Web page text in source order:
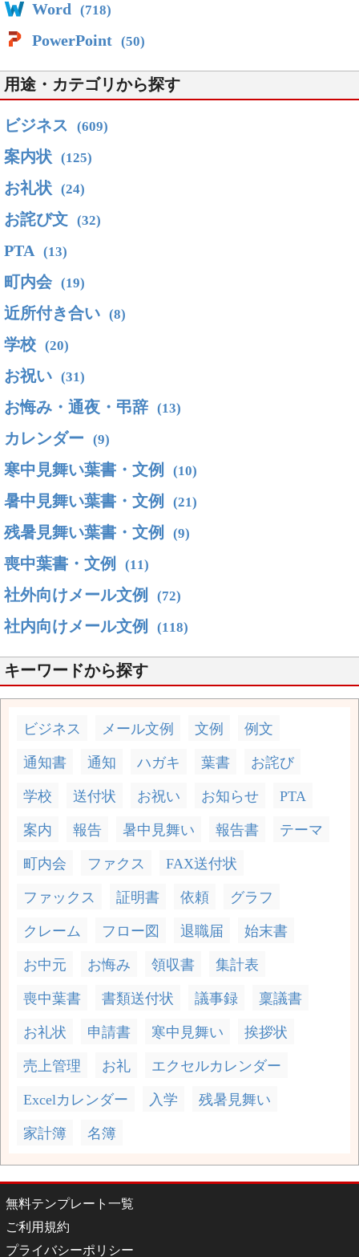
Word (718)
PowerPoint (50)
用途・カテゴリから探す
ビジネス (609)
案内状 (125)
お礼状 (24)
お詫び文 (32)
PTA (13)
町内会 (19)
近所付き合い (8)
学校 (20)
お祝い (31)
お悔み・通夜・弔辞 (13)
カレンダー (9)
寒中見舞い葉書・文例 (10)
暑中見舞い葉書・文例 (21)
残暑見舞い葉書・文例 (9)
喪中葉書・文例 (11)
社外向けメール文例 (72)
社内向けメール文例 (118)
キーワードから探す
ビジネス メール文例 文例 例文
通知書 通知 ハガキ 葉書 お詫び
学校 送付状 お祝い お知らせ PTA
案内 報告 暑中見舞い 報告書 テーマ
町内会 ファクス FAX送付状
ファックス 証明書 依頼 グラフ
クレーム フロー図 退職届 始末書
お中元 お悔み 領収書 集計表
喪中葉書 書類送付状 議事録 稟議書
お礼状 申請書 寒中見舞い 挨拶状
売上管理 お礼 エクセルカレンダー
Excelカレンダー 入学 残暑見舞い
家計簿 名簿
無料テンプレート一覧
ご利用規約
プライバシーポリシー